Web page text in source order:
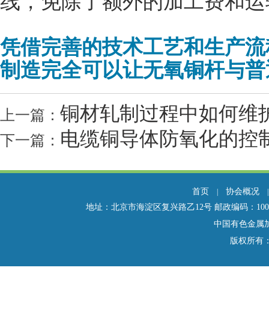
凭借完善的技术工艺和生产
制造完全可以让无氧铜杆与
上一篇： 铜材轧制过程中如何维
下一篇： 电缆铜导体防氧化的控
首页 协会概况
地址：北京市海淀区复兴路乙12号 邮政编码：
中国有色金属
版权所有